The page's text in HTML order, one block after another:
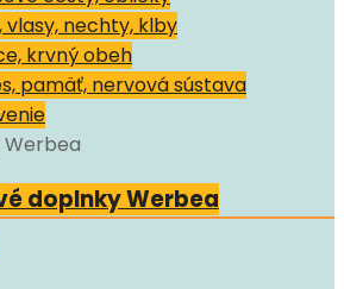
vlasy, nechty, klby
krvný obeh
pamäť, nervová sústava
doplnky Werbea